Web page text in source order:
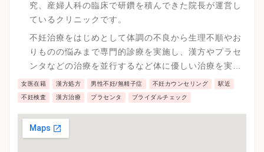
究、産婦人科の臨床で研鑽を積んできた院長が運営し
ているクリニックです。
不妊治療をはじめとして体調の不良から生理不順やお
りものの悩みまで専門的診療を実施し、漢方やプラセ
ンタなどの治療を並行するなど体に優しい治療を実施
しています。
女医在籍 漢方処方 男性不妊/無精子症 不妊カウンセリング 駅近
不妊検査 漢方治療 プラセンタ ブライダルチェック